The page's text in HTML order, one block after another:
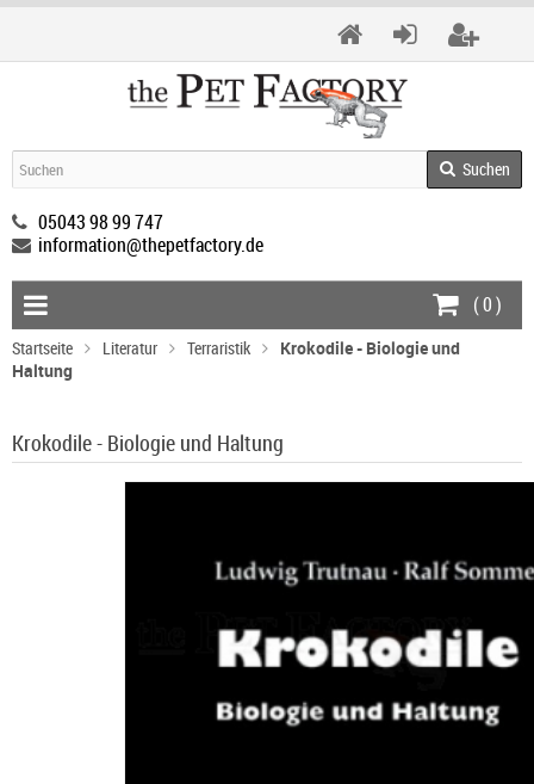
Suchen
05043 98 99 747
information@thepetfactory.de
(0)
Startseite Literatur Terraristik
Krokodile - Biologie und
Haltung
Krokodile - Biologie und Haltung